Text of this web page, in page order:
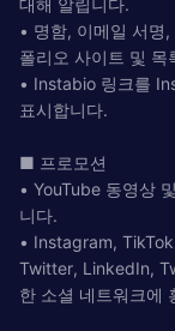
• 명함, 이메일 서명
폴리오 사이트 및 목
• Instabio 링크를
표시합니다.
■ 프로모션
• YouTube 동영상
니다.
• Instagram,
Twitter, LinkedIn,
한 소셜 네트워크에